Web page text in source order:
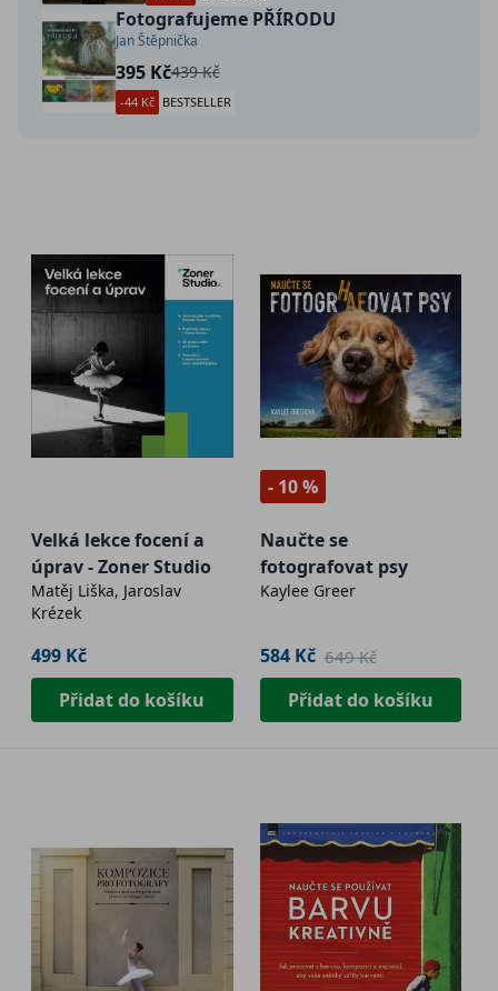
Fotografujeme PŘÍRODU
Jan Štěpnička
395 Kč439 Kč
-44 Kč BESTSELLER
Velká lekce focení a
úprav - Zoner Studio
Matěj Liška, Jaroslav
Krézek
499 Kč
Přidat do košíku
- 10 %
Naučte se
fotografovat psy
Kaylee Greer
584 Kč 649 Kč
Přidat do košíku